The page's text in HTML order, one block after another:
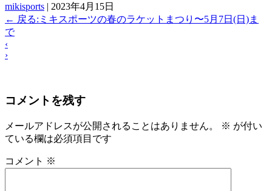
mikisports | 2023年4月15日
← 戻る:ミキスポーツの春のラケットまつり〜5月7日(日)ま
で
‹
›
コメントを残す
メールアドレスが公開されることはありません。 ※ が付い
ている欄は必須項目です
コメント ※